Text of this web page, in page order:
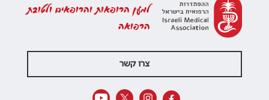
למען הרופאות והרופאים ולטובת
הרפואה
צרו קשר